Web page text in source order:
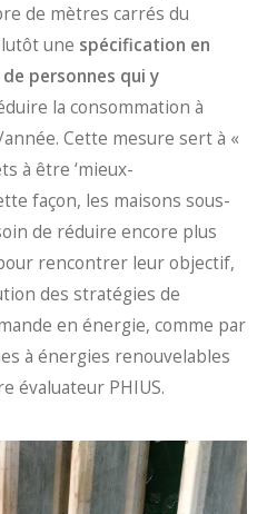
de mètres carrés du
une spécification en
personnes qui y
la consommation à
Cette mesure sert à «
à être ‘mieux-
façon, les maisons sous-
de réduire encore plus
rencontrer leur objectif,
des stratégies de
en énergie, comme par
à énergies renouvelables
évaluateur PHIUS.